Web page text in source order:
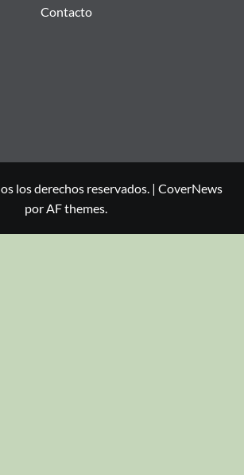
Contacto
los derechos reservados. | CoverNews
por AF themes.